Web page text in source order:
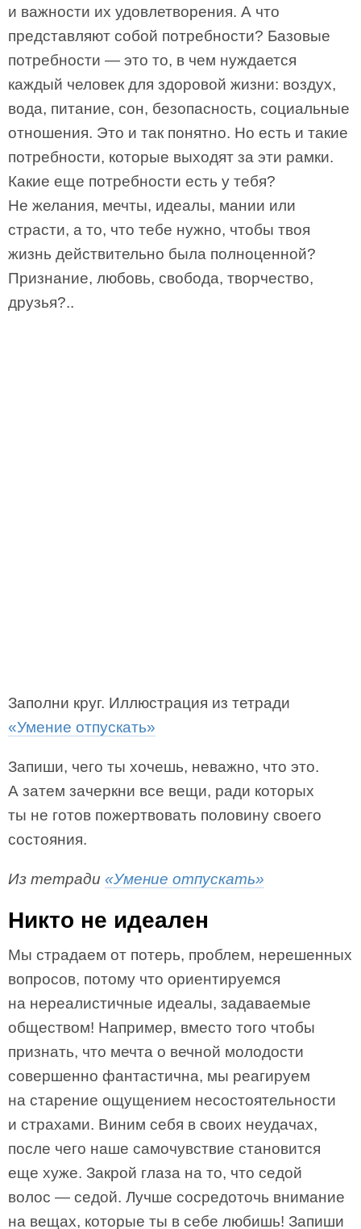
и важности их удовлетворения. А что
представляют собой потребности? Базовые
потребности — это то, в чем нуждается
каждый человек для здоровой жизни: воздух,
вода, питание, сон, безопасность, социальные
отношения. Это и так понятно. Но есть и такие
потребности, которые выходят за эти рамки.
Какие еще потребности есть у тебя?
Не желания, мечты, идеалы, мании или
страсти, а то, что тебе нужно, чтобы твоя
жизнь действительно была полноценной?
Признание, любовь, свобода, творчество,
друзья?..
Заполни круг. Иллюстрация из тетради
«Умение отпускать»
Запиши, чего ты хочешь, неважно, что это.
А затем зачеркни все вещи, ради которых
ты не готов пожертвовать половину своего
состояния.
Из тетради «Умение отпускать»
Никто не идеален
Мы страдаем от потерь, проблем, нерешенных
вопросов, потому что ориентируемся
на нереалистичные идеалы, задаваемые
обществом! Например, вместо того чтобы
признать, что мечта о вечной молодости
совершенно фантастична, мы реагируем
на старение ощущением несостоятельности
и страхами. Виним себя в своих неудачах,
после чего наше самочувствие становится
еще хуже. Закрой глаза на то, что седой
волос — седой. Лучше сосредоточь внимание
на вещах, которые ты в себе любишь! Запиши